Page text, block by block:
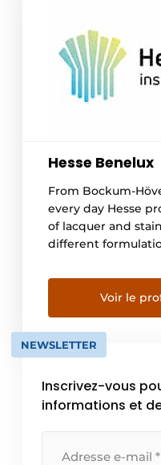
Hesse Benelux
From Bockum-
every day Hesse
of lacquer and
different
meet the
market, in
of environmental
so, solvent-free
solutions play an
Voir le
NEWSLETTER
Inscrivez-vous
informations et